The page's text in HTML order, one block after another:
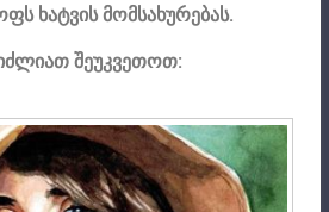
ხატვის მომსახურებას.
შეუკვეთოთ: